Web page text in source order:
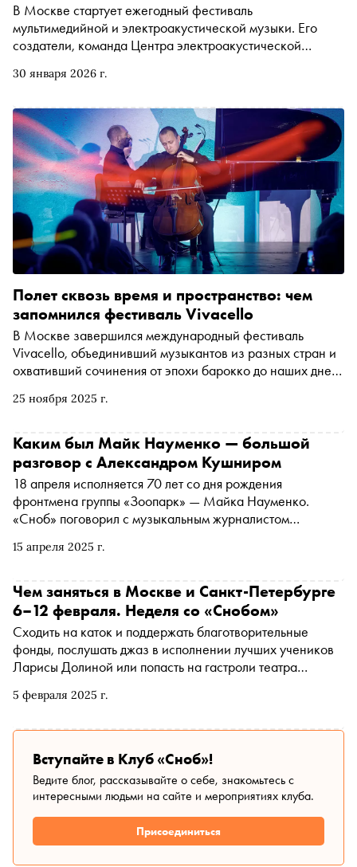
30 января 2026 г.
В Москве стартует ежегодный фестиваль
мультимедийной и электроакустической музыки. Его
создатели, команда Центра электроакустической
форматах концертов, разных видов искусств и стремятся
зарубежной сцены. О том, что готовит Пятая
«Биомеханика» читайте в гиде, который подготовила
креативный продюсер фестиваля Ирина Севастьянова
25 ноября 2025 г.
Полет сквозь время и пространство: чем
запомнился фестиваль Vivacello
В Москве завершился международный фестиваль
Vivacello, объединивший музыкантов из разных стран и
охвативший сочинения от эпохи барокко до наших дней.
каждом из которых главным инструментом была
15 апреля 2025 г.
Каким был Майк Науменко — большой
разговор с Александром Кушниром
18 апреля исполняется 70 лет со дня рождения
фронтмена группы «Зоопарк» — Майка Науменко.
«Сноб» поговорил с музыкальным журналистом
пионером рок-поэзии, его дружбе и вражде с Цоем и
5 февраля 2025 г.
Чем заняться в Москве и Санкт-Петербурге
6–12 февраля. Неделя со «Снобом»
Сходить на каток и поддержать благотворительные
фонды, послушать джаз в исполнении лучших учеников
Ларисы Долиной или попасть на гастроли театра
сходить на ближайшей неделе
Вступайте в Клуб «Сноб»!
Ведите блог, рассказывайте о себе, знакомьтесь с
интересными людьми на сайте и мероприятиях клуба.
Присоединиться